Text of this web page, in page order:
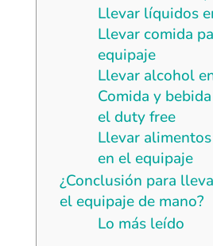
Llevar líquidos
Llevar comida
equipaje
Llevar alcohol
Comida y
el duty free
Llevar
en el equipaje
¿Conclusión para
el equipaje de mano?
Lo más leído